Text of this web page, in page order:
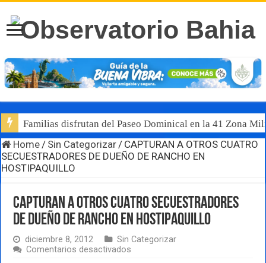
Familias disfrutan del Paseo Dominical en la 41 Zona
Home / Sin Categorizar / CAPTURAN A OTROS CUATRO
SECUESTRADORES DE DUEÑO DE RANCHO EN
HOSTIPAQUILLO
CAPTURAN A OTROS CUATRO SECUESTRADORES
DE DUEÑO DE RANCHO EN HOSTIPAQUILLO
diciembre 8, 2012
Sin Categorizar
Comentarios desactivados